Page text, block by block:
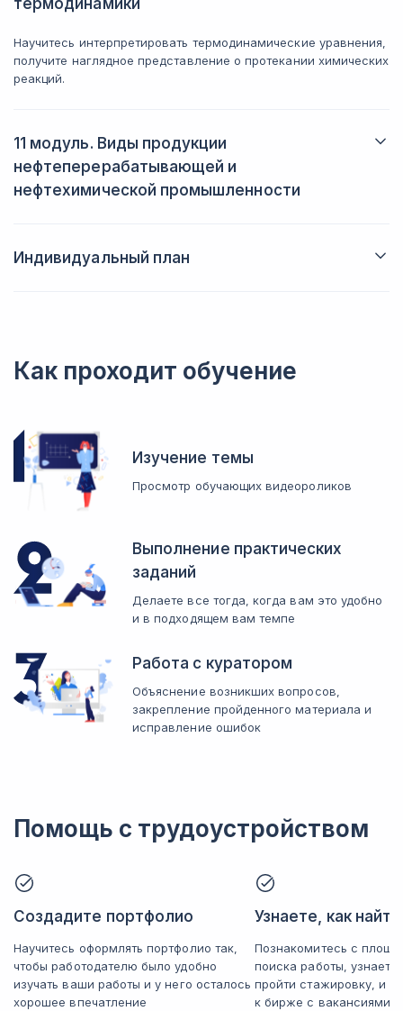
термодинамики
Научитесь интерпретировать термодинамические уравнения,
получите наглядное представление о протекании химических
реакций.
11 модуль. Виды продукции
нефтеперерабатывающей и
нефтехимической промышленности
Индивидуальный план
Как проходит обучение
Изучение темы
Просмотр обучающих видеороликов
Выполнение практических
заданий
Делаете все тогда, когда вам это удобно
и в подходящем вам темпе
Работа с куратором
Объяснение возникших вопросов,
закрепление пройденного материала и
исправление ошибок
Помощь с трудоустройством
Создадите портфолио
Научитесь оформлять портфолио так,
чтобы работодателю было удобно
изучать ваши работы и у него осталось
хорошее впечатление
Узнаете, как
Познакомитесь с
поиска работы,
пройти стажировку, и
к бирже с вакансиями